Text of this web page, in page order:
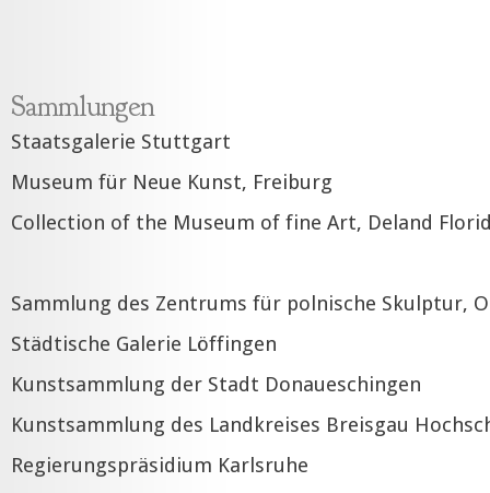
Sammlungen
Staatsgalerie Stuttgart
Museum für Neue Kunst, Freiburg
Collection of the Museum of fine Art, Deland
Sammlung des Zentrums für polnische Skulptur,
Städtische Galerie Löffingen
Kunstsammlung der Stadt Donaueschingen
Kunstsammlung des Landkreises Breisgau
Regierungspräsidium Karlsruhe